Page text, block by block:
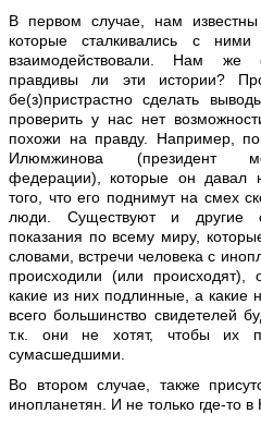
В первом случае, нам известны
которые сталкивались с
взаимодействовали. Нам же
правдивы ли эти истории?
бе(з)пристрастно сделать
проверить у нас нет
похожи на правду. Например,
Илюмжинова (президент
федерации), которые он давал
того, что его поднимут на смех
люди. Существуют и другие
показания по всему миру,
словами, встречи человека с
происходили (или происходят),
какие из них подлинные, а какие
всего большинство свидетелей
т.к. они не хотят, чтобы их
сумасшедшими.
Во втором случае, также
инопланетян. И не только где-то